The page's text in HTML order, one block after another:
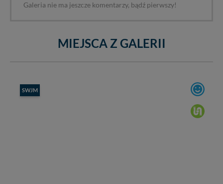
Galeria nie ma jeszcze komentarzy, bądź pierwszy!
MIEJSCA Z GALERII
SWJM